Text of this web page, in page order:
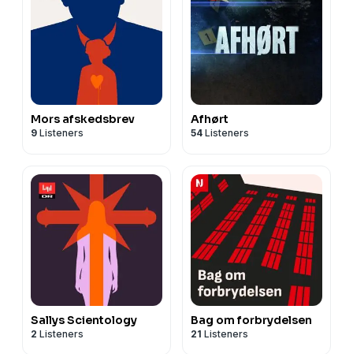
Mors afskedsbrev
9 Listeners
Afhørt
54 Listeners
Sallys Scientology
2 Listeners
Bag om forbrydelsen
21 Listeners